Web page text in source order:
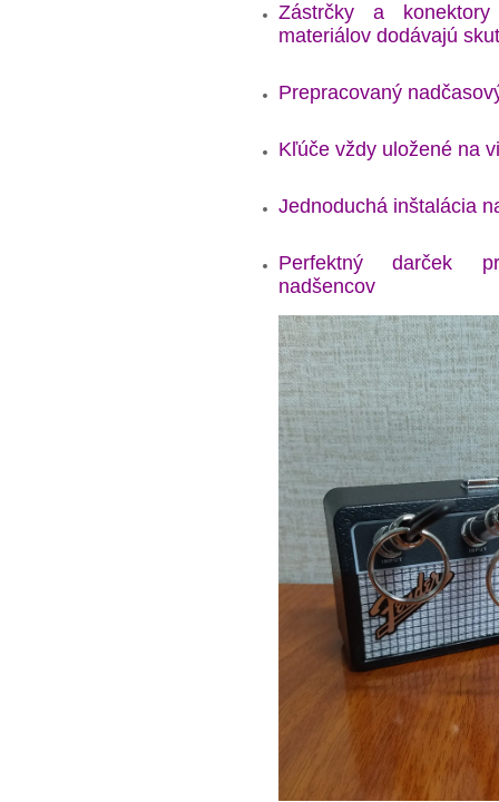
Zástrčky a
materiálov dodávajú
Prepracovaný
Kľúče vždy uložené na
Jednoduchá inštalácia
Perfektný darček
nadšencov